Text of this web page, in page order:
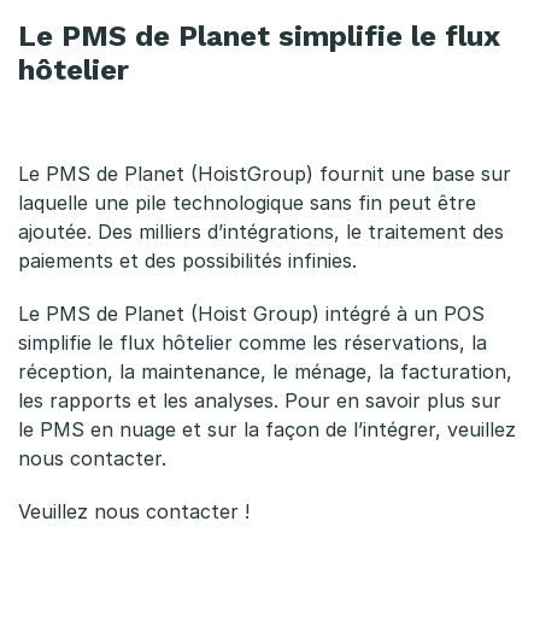
Le PMS de Planet simplifie le flux
hôtelier
Le PMS de Planet (HoistGroup) fournit une base sur
laquelle une pile technologique sans fin peut être
ajoutée. Des milliers d’intégrations, le traitement des
paiements et des possibilités infinies.
Le PMS de Planet (Hoist Group) intégré à un POS
simplifie le flux hôtelier comme les réservations, la
réception, la maintenance, le ménage, la facturation,
les rapports et les analyses. Pour en savoir plus sur
le PMS en nuage et sur la façon de l’intégrer, veuillez
nous contacter.
Veuillez nous contacter !